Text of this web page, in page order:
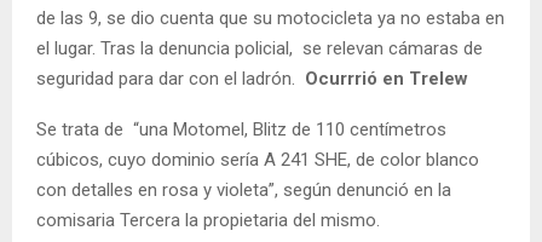
de las 9, se dio cuenta que su motocicleta ya no estaba en
el lugar. Tras la denuncia policial, se relevan cámaras de
seguridad para dar con el ladrón. Ocurrrió en Trelew
Se trata de “una Motomel, Blitz de 110 centímetros
cúbicos, cuyo dominio sería A 241 SHE, de color blanco
con detalles en rosa y violeta”, según denunció en la
comisaria Tercera la propietaria del mismo.